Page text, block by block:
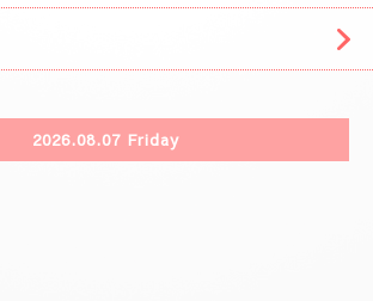
2026.08.07 Friday